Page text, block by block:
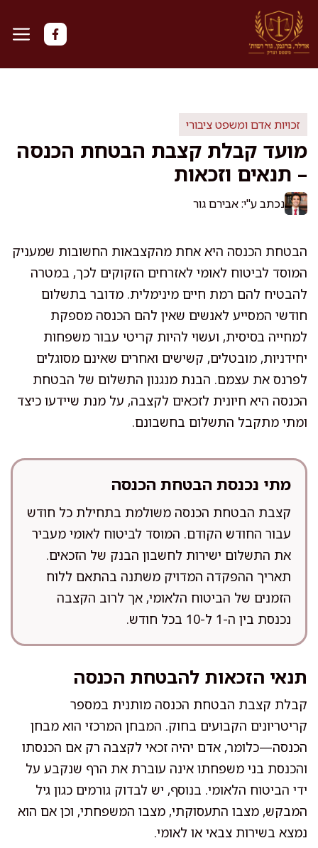
לדלג
לתוכן
זכויות אדם ומשפט ציבורי
מועד קבלת קצבת הבטחת הכנסה
– תנאים וזכאות
נכתב ע"י: אבירם גור
הבטחת הכנסה היא אחת מהקצבאות החשובות שמעניק
המוסד לביטוח לאומי לאזרחים הזקוקים לכך, במטרה
להבטיח להם רמת חיים מינימלית. מדובר בתשלום
חודשי המסייע לאנשים שאין להם הכנסה מספקת
למחייה בסיסית, ועשוי להיות קריטי עבור משפחות
יחידניות, מובטלים, קשישים ואחרים שאינם מסוגלים
לפרנס את עצמם. הבנת מנגנון התשלום של הבטחת
הכנסה היא חיונית לזכאים לקצבה, על מנת שיידעו כיצד
ומתי מתקבל התשלום בחשבונם.
מתי נכנסת הבטחת הכנסה
קצבת הבטחת הכנסה משולמת בתחילת כל חודש
עבור החודש הקודם. המוסד לביטוח לאומי מעביר
את התשלום ישירות לחשבון הבנק של הזכאים.
תאריך ההפקדה המדויק משתנה בהתאם ללוח
הזמנים של הביטוח הלאומי, אך לרוב הקצבה
נכנסת בין ה-1 ל-10 בכל חודש.
תנאי הזכאות להבטחת הכנסה
קבלת קצבת הבטחת הכנסה מותנית במספר
קריטריונים הקבועים בחוק. המבחן המרכזי הוא מבחן
הכנסה—כלומר, אדם יהיה זכאי לקצבה רק אם הכנסתו
והכנסת בני משפחתו אינה עוברת את הרף שנקבע על
ידי הביטוח הלאומי. בנוסף, יש לבדוק גורמים כגון גיל
המבקש, מצבו התעסוקתי, מצבו המשפחתי, וכן אם הוא
נמצא בשירות צבאי או לאומי.